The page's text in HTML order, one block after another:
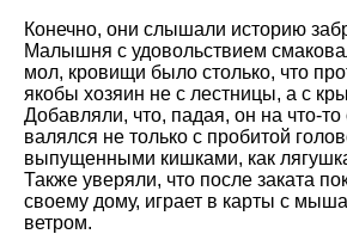
Конечно, они слышали историю
Малышня с удовольствием
мол, кровищи было столько, что
якобы хозяин не с лестницы, а с
Добавляли, что, падая, он на что-
валялся не только с пробитой
выпущенными кишками, как
Также уверяли, что после заката
своему дому, играет в карты с
ветром.